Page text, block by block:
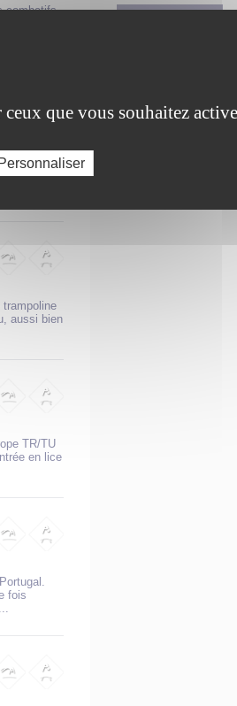
combatifs
et en
seniors —
trampoline
aussi bien
TR/TU
en lice
fois
que vous souhaitez
Personnaliser